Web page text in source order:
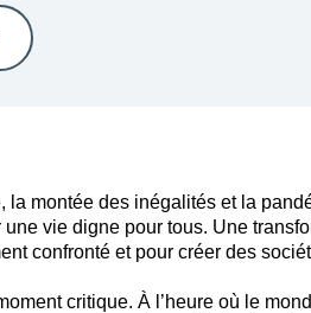
la montée des inégalités et la
vie digne pour tous. Une
confronté et pour créer des
critique. À l’heure où le